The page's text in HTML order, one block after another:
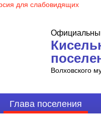
Волховского
Глава поселения